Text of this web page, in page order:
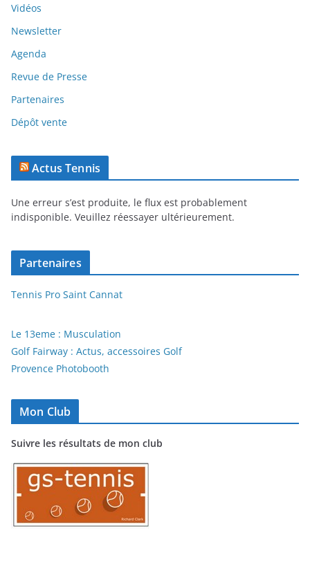
Vidéos
Newsletter
Agenda
Revue de Presse
Partenaires
Dépôt vente
Actus Tennis
Une erreur s’est produite, le flux est probablement
indisponible. Veuillez réessayer ultérieurement.
Partenaires
Tennis Pro Saint Cannat
Le 13eme : Musculation
Golf Fairway : Actus, accessoires Golf
Provence Photobooth
Mon Club
Suivre les résultats de mon club